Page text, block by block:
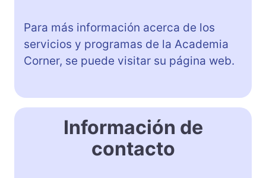
Para más información acerca de los
servicios y programas de la Academia
Corner, se puede visitar su página web.
Información de
contacto